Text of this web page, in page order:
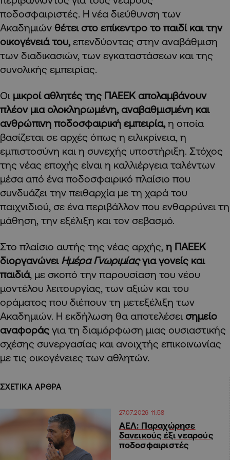
ποδοσφαιριστές. Η νέα διεύθυνση των
Ακαδημιών θέτει στο επίκεντρο το παιδί και την
οικογένειά του, επενδύοντας στην αναβάθμιση
των διαδικασιών, των εγκαταστάσεων και της
συνολικής εμπειρίας.
Οι μικροί αθλητές της ΠΑΕΕΚ απολαμβάνουν
πλέον μια ολοκληρωμένη, αναβαθμισμένη και
ανθρώπινη ποδοσφαιρική εμπειρία, η οποία
βασίζεται σε αρχές όπως η ειλικρίνεια, η
εμπιστοσύνη και η συνεχής υποστήριξη. Στόχος
της νέας εποχής είναι η καλλιέργεια ταλέντων
μέσα από ένα ποδοσφαιρικό πλαίσιο που
συνδυάζει την πειθαρχία με τη χαρά του
παιχνιδιού, σε ένα περιβάλλον που ενθαρρύνει τη
μάθηση, την εξέλιξη και τον σεβασμό.
Στο πλαίσιο αυτής της νέας αρχής, η ΠΑΕΕΚ
διοργανώνει Ημέρα Γνωριμίαςγια γονείς και
παιδιά, με σκοπό την παρουσίαση του νέου
μοντέλου λειτουργίας, των αξιών και του
οράματος που διέπουν τη μετεξέλιξη των
Ακαδημιών. Η εκδήλωση θα αποτελέσει σημείο
αναφοράς για τη διαμόρφωση μιας ουσιαστικής
σχέσης συνεργασίας και ανοιχτής επικοινωνίας
με τις οικογένειες των αθλητών.
ΣΧΕΤΙΚΑ ΑΡΘΡΑ
27.07.2026 11:58
ΑΕΛ: Παραχώρησε
δανεικούς έξι νεαρούς
ποδοσφαιριστές